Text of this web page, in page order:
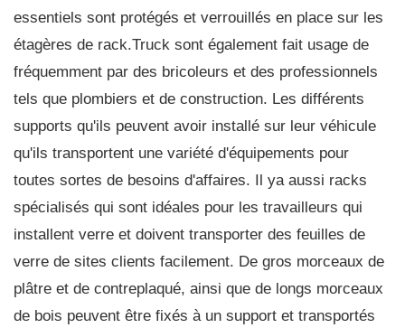
essentiels sont protégés et verrouillés en place sur les
étagères de rack.Truck sont également fait usage de
fréquemment par des bricoleurs et des professionnels
tels que plombiers et de construction. Les différents
supports qu'ils peuvent avoir installé sur leur véhicule
qu'ils transportent une variété d'équipements pour
toutes sortes de besoins d'affaires. Il ya aussi racks
spécialisés qui sont idéales pour les travailleurs qui
installent verre et doivent transporter des feuilles de
verre de sites clients facilement. De gros morceaux de
plâtre et de contreplaqué, ainsi que de longs morceaux
de bois peuvent être fixés à un support et transportés